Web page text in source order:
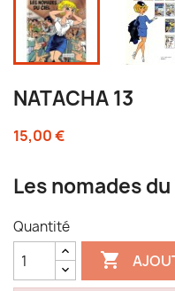
NATACHA 13
15,00 €
Les nomades
Quantité
